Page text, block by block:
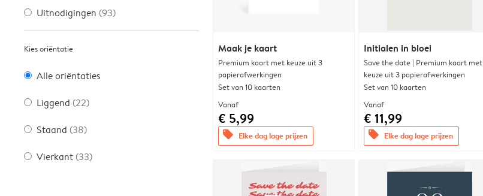
Uitnodigingen (93)
Kies oriëntatie
Alle oriëntaties
Liggend (22)
Staand (38)
Vierkant (33)
Maak je kaart
Premium kaart met keuze uit 3
papierafwerkingen
Set van 10 kaarten
Vanaf
€ 5,99
offers Elke dag lage prijzen
Initialen in bloei
Save the date | Premium kaart met
keuze uit 3 papierafwerkingen
Set van 10 kaarten
Vanaf
€ 11,99
offers Elke dag lage prijzen